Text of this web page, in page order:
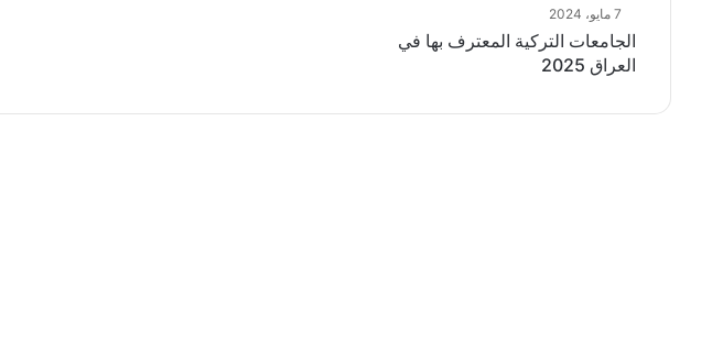
7 مايو، 2024
الجامعات التركية المعترف بها في
العراق 2025